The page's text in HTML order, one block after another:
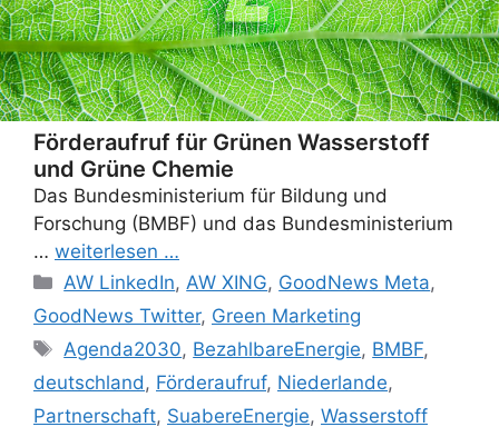
Förderaufruf für Grünen Wasserstoff
und Grüne Chemie
Das Bundesministerium für Bildung und
Forschung (BMBF) und das Bundesministerium
… weiterlesen …
Categories
AW LinkedIn,AW XING, GoodNews Meta,
GoodNews Twitter, Green Marketing
Tags
Agenda2030, BezahlbareEnergie, BMBF,
deutschland, Förderaufruf, Niederlande,
Partnerschaft, SuabereEnergie, Wasserstoff